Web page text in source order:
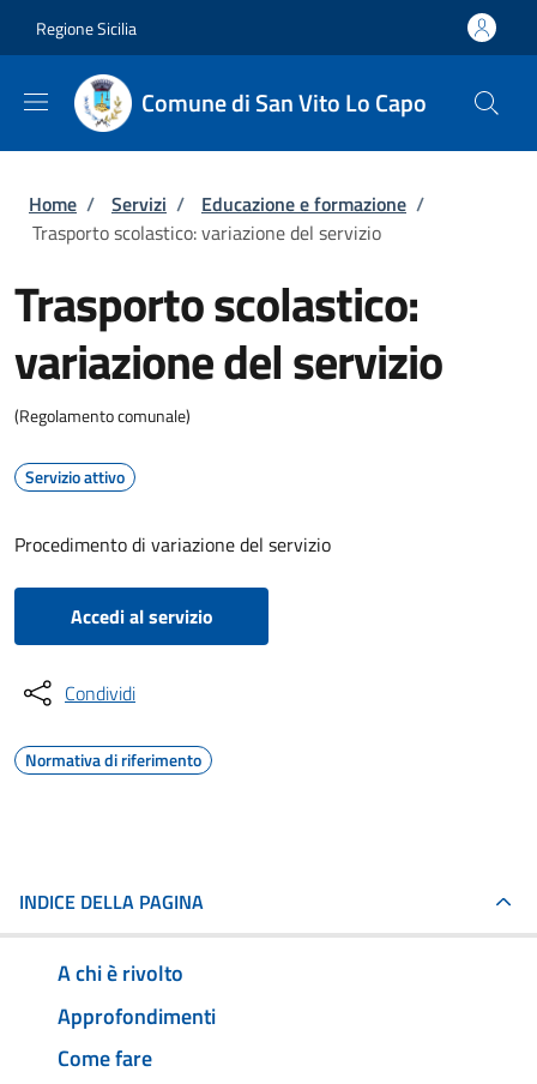
Regione Sicilia
Comune di San Vito Lo Capo
Briciole di pane
Home / Servizi / Educazione e formazione /
Trasporto scolastico: variazione del servizio
Trasporto scolastico:
variazione del servizio
(Regolamento comunale)
Servizio attivo
Procedimento di variazione del servizio
Accedi al servizio
Condividi
Normativa di riferimento
INDICE DELLA PAGINA
A chi è rivolto
Approfondimenti
Come fare